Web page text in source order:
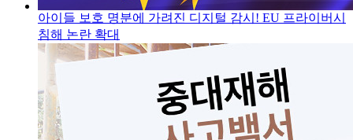
아이들 보호 명분에 가려진 디지털 감시! EU 프라이버시
침해 논란 확대